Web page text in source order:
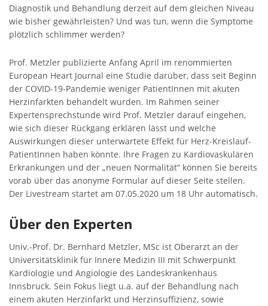
Diagnostik und Behandlung derzeit auf dem gleichen Niveau
wie bisher gewährleisten? Und was tun, wenn die Symptome
plötzlich schlimmer werden?
Prof. Metzler publizierte Anfang April im renommierten
European Heart Journal eine Studie darüber, dass seit Beginn
der COVID-19-Pandemie weniger PatientInnen mit akuten
Herzinfarkten behandelt wurden. Im Rahmen seiner
Expertensprechstunde wird Prof. Metzler darauf eingehen,
wie sich dieser Rückgang erklären lässt und welche
Auswirkungen dieser unterwartete Effekt für Herz-Kreislauf-
PatientInnen haben könnte. Ihre Fragen zu Kardiovaskulären
Erkrankungen und der „neuen Normalität“ können Sie bereits
vorab über das anonyme Formular auf dieser Seite stellen.
Der Livestream startet am 07.05.2020 um 18 Uhr automatisch.
Über den Experten
Univ.-Prof. Dr. Bernhard Metzler, MSc ist Oberarzt an der
Universitätsklinik für Innere Medizin III mit Schwerpunkt
Kardiologie und Angiologie des Landeskrankenhaus
Innsbruck. Sein Fokus liegt u.a. auf der Behandlung nach
einem akuten Herzinfarkt und Herzinsuffizienz, sowie